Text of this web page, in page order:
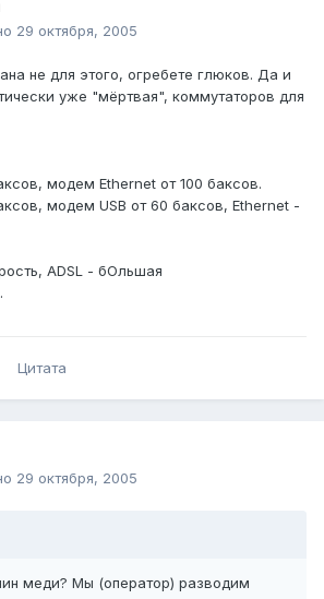
29 октября, 2005
не для этого, огребете глюков. Да и
уже "мёртвая", коммутаторов для
модем Ethernet от 100 баксов.
модем USB от 60 баксов, Ethernet -
ADSL - бОльшая
Цитата
29 октября, 2005
меди? Мы (оператор) разводим